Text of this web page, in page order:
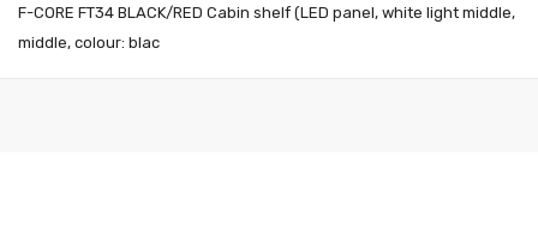
F-CORE FT34 BLACK/RED Cabin shelf (LED panel, white light middle,
middle, colour: blac